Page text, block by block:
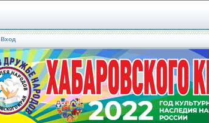
Вход